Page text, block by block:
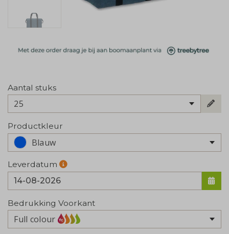
Aantal stuks
25
Productkleur
Blauw
Leverdatum
Bedrukking Voorkant
Full colour